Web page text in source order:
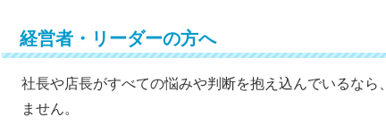
経営者・リーダーの方へ
社長や店長がすべての悩みや判断を抱え込んでいるなら、
ません。